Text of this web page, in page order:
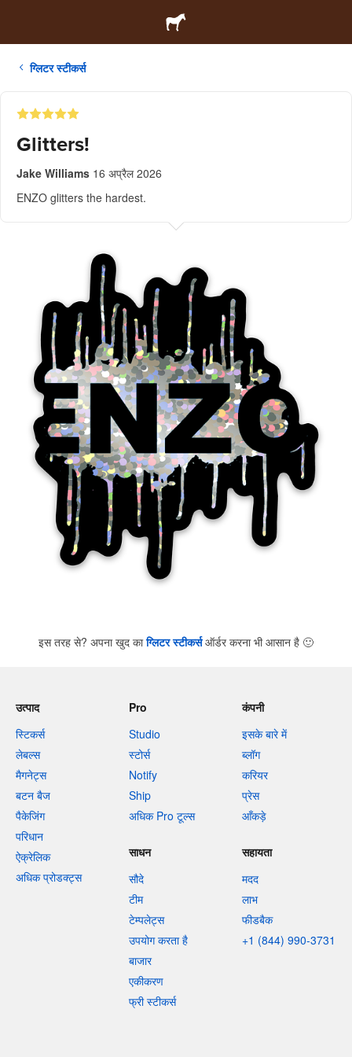
ग्लिटर स्टीकर्स
Glitters!
Jake Williams 16 अप्रैल 2026
ENZO glitters the hardest.
इस तरह से? अपना खुद काग्लिटर स्टीकर्सऑर्डर करना भी आसान है 🙂
उत्पाद
स्टिकर्स
लेबल्स
मैगनेट्स
बटन बैज
पैकेजिंग
परिधान
ऐक्रेलिक
अधिक प्रोडक्ट्स
Pro
Studio
स्टोर्स
Notify
Ship
अधिक Pro टूल्स
कंपनी
इसके बारे में
ब्लॉग
करियर
प्रेस
आँकड़े
साधन
सौदे
टीम
टेम्पलेट्स
उपयोग करता है
बाजार
एकीकरण
फ्री स्टीकर्स
सहायता
मदद
लाभ
फीडबैक
+1 (844) 990-3731